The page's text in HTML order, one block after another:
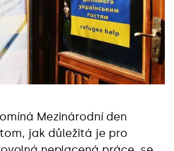
Mezinárodní den
jak důležitá je pro